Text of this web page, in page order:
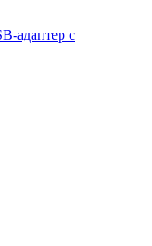
адаптер с